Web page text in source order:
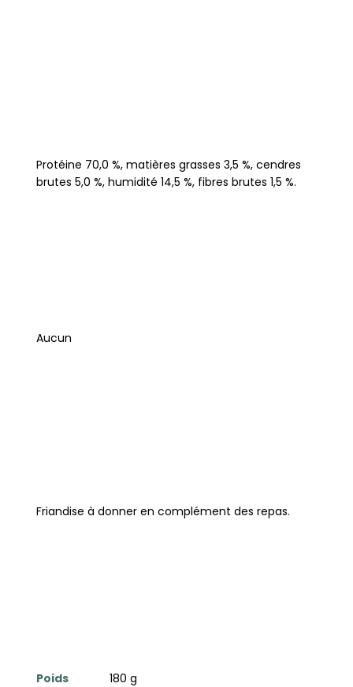
Protéine 70,0 %, matières grasses 3,5 %, cendres
brutes 5,0 %, humidité 14,5 %, fibres brutes 1,5 %.
Aucun
Friandise à donner en complément des repas.
Poids
180 g